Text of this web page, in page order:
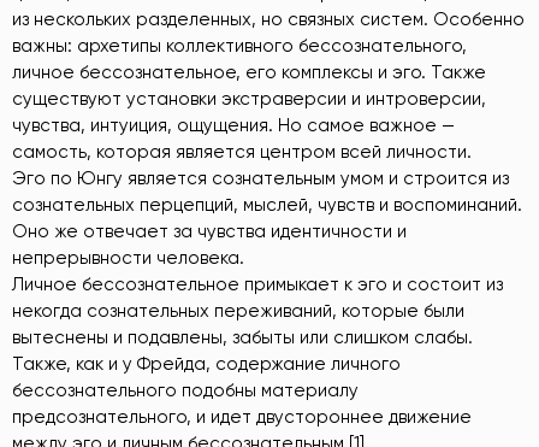
из нескольких разделенных, но связных систем. Особенно
важны: архетипы коллективного бессознательного,
личное бессознательное, его комплексы и эго. Также
существуют установки экстраверсии и интроверсии,
чувства, интуиция, ощущения. Но самое важное —
самость, которая является центром всей личности.
Эго по Юнгу является сознательным умом и строится из
сознательных перцепций, мыслей, чувств и воспоминаний.
Оно же отвечает за чувства идентичности и
непрерывности человека.
Личное бессознательное примыкает к эго и состоит из
некогда сознательных переживаний, которые были
вытеснены и подавлены, забыты или слишком слабы.
Также, как и у Фрейда, содержание личного
бессознательного подобны материалу
предсознательного, и идет двустороннее движение